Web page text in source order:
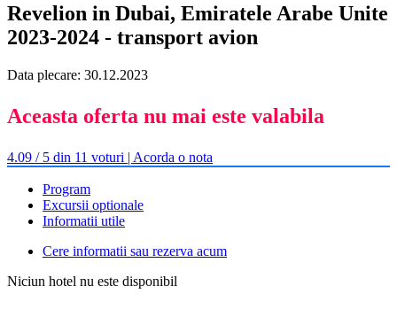
Revelion in Dubai, Emiratele Arabe Unite
2023-2024 - transport avion
Data plecare: 30.12.2023
Aceasta oferta nu mai este valabila
4.09 / 5 din 11 voturi | Acorda o nota
Program
Excursii optionale
Informatii utile
Cere informatii sau rezerva acum
Niciun hotel nu este disponibil